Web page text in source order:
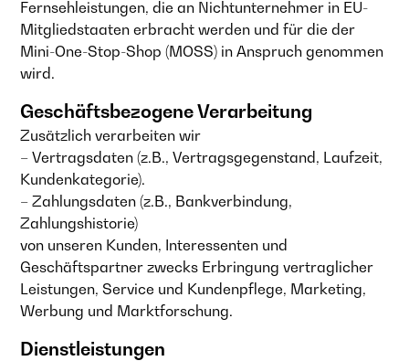
Fernsehleistungen, die an Nichtunternehmer in EU-
Mitgliedstaaten erbracht werden und für die der
Mini-One-Stop-Shop (MOSS) in Anspruch genommen
wird.
Geschäftsbezogene Verarbeitung
Zusätzlich verarbeiten wir
– Vertragsdaten (z.B., Vertragsgegenstand, Laufzeit,
Kundenkategorie).
– Zahlungsdaten (z.B., Bankverbindung,
Zahlungshistorie)
von unseren Kunden, Interessenten und
Geschäftspartner zwecks Erbringung vertraglicher
Leistungen, Service und Kundenpflege, Marketing,
Werbung und Marktforschung.
Dienstleistungen